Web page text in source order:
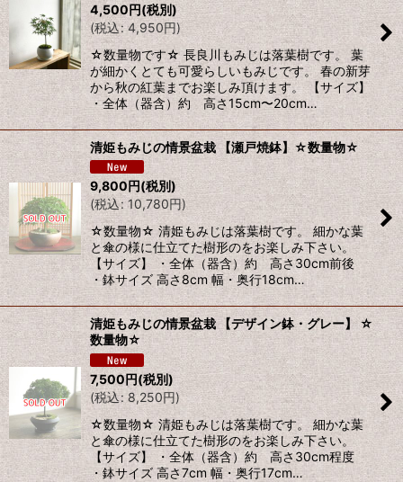
4,500円(税別)
(税込: 4,950円)
☆数量物です☆ 長良川もみじは落葉樹です。 葉
が細かくとても可愛らしいもみじです。 春の新芽
から秋の紅葉までお楽しみ頂けます。 【サイズ】
・全体（器含）約 高さ15cm〜20cm…
清姫もみじの情景盆栽 【瀬戸焼鉢】☆数量物☆
9,800円(税別)
(税込: 10,780円)
☆数量物☆ 清姫もみじは落葉樹です。 細かな葉
と傘の様に仕立てた樹形のをお楽しみ下さい。
【サイズ】 ・全体（器含）約 高さ30cm前後
・鉢サイズ 高さ8cm 幅・奥行18cm…
清姫もみじの情景盆栽 【デザイン鉢・グレー】 ☆
数量物☆
7,500円(税別)
(税込: 8,250円)
☆数量物☆ 清姫もみじは落葉樹です。 細かな葉
と傘の様に仕立てた樹形のをお楽しみ下さい。
【サイズ】 ・全体（器含）約 高さ30cm程度
・鉢サイズ 高さ7cm 幅・奥行17cm…